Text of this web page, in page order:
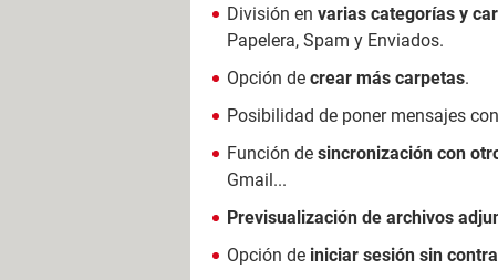
División en varias categorías y
Papelera, Spam y Enviados.
Opción de crear más carpetas.
Posibilidad de poner mensajes
Función de sincronización con
Gmail...
Previsualización de archivos
Opción de iniciar sesión sin